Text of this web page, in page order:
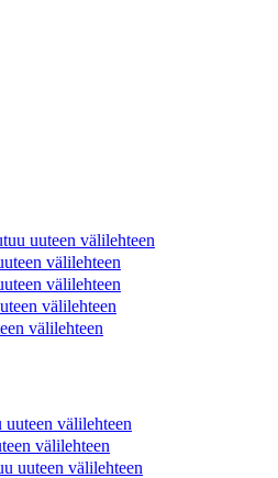
uuteen välilehteen
välilehteen
välilehteen
välilehteen
välilehteen
uuteen välilehteen
välilehteen
uuteen välilehteen